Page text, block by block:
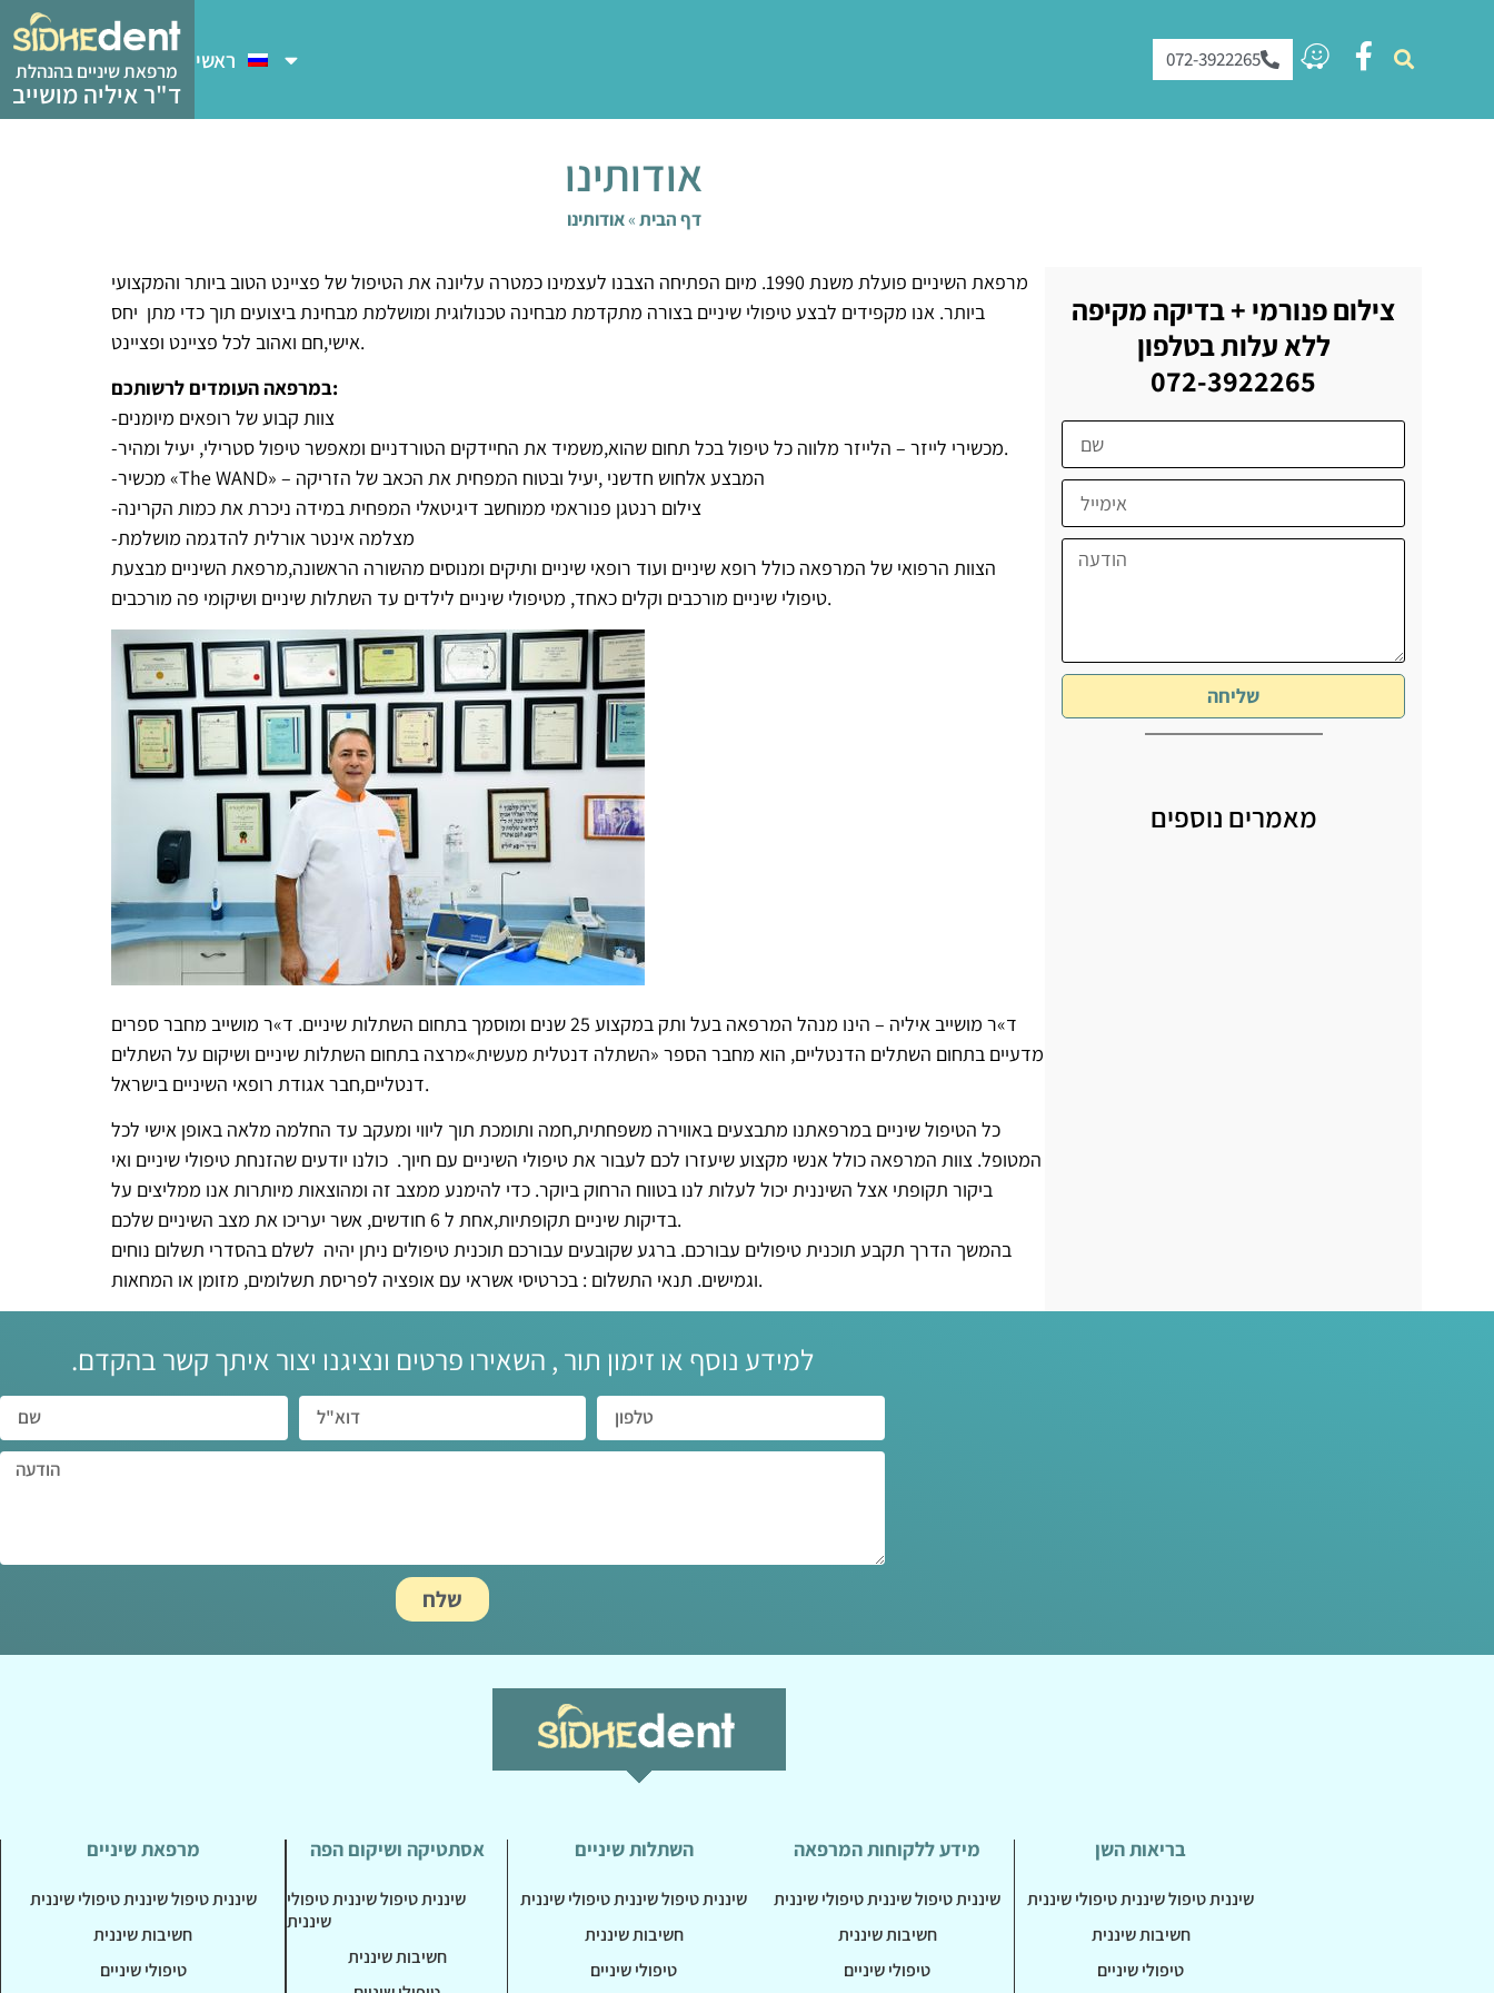
מרפאת שיניים בהנהלת
ד"ר איליה מושייב
ראשי 072-3922265
אודותינו
דף הבית»אודותינו
מרפאת השיניים פועלת משנת 1990. מיום הפתיחה הצבנו לעצמינו כמטרה עליונה את הטיפול של פציינט הטוב ביותר והמקצועי
ביותר. אנו מקפידים לבצע טיפולי שיניים בצורה מתקדמת מבחינה טכנולוגית ומושלמת מבחינת ביצועים תוך כדי מתן יחס
אישי,חם ואהוב לכל פציינט ופציינט.
במרפאה העומדים לרשותכם:
-צוות קבוע של רופאים מיומנים
-מכשירי לייזר – הלייזר מלווה כל טיפול בכל תחום שהוא,משמיד את החיידקים הטורדניים ומאפשר טיפול סטרילי, יעיל ומהיר.
-מכשיר «The WAND» – המבצע אלחוש חדשני ,יעיל ובטוח המפחית את הכאב של הזריקה
-צילום רנטגן פנוראמי ממוחשב דיגיטאלי המפחית במידה ניכרת את כמות הקרינה
-מצלמה אינטר אורלית להדגמה מושלמת
הצוות הרפואי של המרפאה כולל רופא שיניים ועוד רופאי שיניים ותיקים ומנוסים מהשורה הראשונה,מרפאת השיניים מבצעת
טיפולי שיניים מורכבים וקלים כאחד, מטיפולי שיניים לילדים עד השתלות שיניים ושיקומי פה מורכבים.
ד»ר מושייב איליה – הינו מנהל המרפאה בעל ותק במקצוע 25 שנים ומוסמך בתחום השתלות שיניים. ד»ר מושייב מחבר ספרים
מדעיים בתחום השתלים הדנטליים, הוא מחבר הספר «השתלה דנטלית מעשית»מרצה בתחום השתלות שיניים ושיקום על השתלים
דנטליים,חבר אגודת רופאי השיניים בישראל.
כל הטיפול שיניים במרפאתנו מתבצעים באווירה משפחתית,חמה ותומכת תוך ליווי ומעקב עד החלמה מלאה באופן אישי לכל
המטופל. צוות המרפאה כולל אנשי מקצוע שיעזרו לכם לעבור את טיפולי השיניים עם חיוך. כולנו יודעים שהזנחת טיפולי שיניים ואי
ביקור תקופתי אצל השיננית יכול לעלות לנו בטווח הרחוק ביוקר. כדי להימנע ממצב זה ומהוצאות מיותרות אנו ממליצים על
בדיקות שיניים תקופתיות,אחת ל 6 חודשים, אשר יעריכו את מצב השיניים שלכם.
בהמשך הדרך תקבע תוכנית טיפולים עבורכם. ברגע שקובעים עבורכם תוכנית טיפולים ניתן יהיה לשלם בהסדרי תשלום נוחים
וגמישים. תנאי התשלום : בכרטיסי אשראי עם אופציה לפריסת תשלומים, מזומן או המחאות.
צילום פנורמי + בדיקה מקיפה
ללא עלות בטלפון
072-3922265
שליחה
מאמרים נוספים
למידע נוסף או זימון תור , השאירו פרטים ונציגנו יצור איתך קשר בהקדם.‏
שלח
מרפאת שיניים
שיננית טיפול שיננית טיפולי שיננית
חשיבות שיננית
טיפולי שיניים
אסתטיקה ושיקום הפה
שיננית טיפול שיננית טיפולי
שיננית
חשיבות שיננית
השתלות שיניים
שיננית טיפול שיננית טיפולי שיננית
חשיבות שיננית
טיפולי שיניים
מידע ללקוחות המרפאה
שיננית טיפול שיננית טיפולי שיננית
חשיבות שיננית
טיפולי שיניים
בריאות השן
שיננית טיפול שיננית טיפולי שיננית
חשיבות שיננית
טיפולי שיניים